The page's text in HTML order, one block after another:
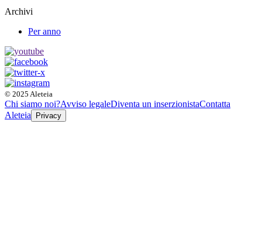
Archivi
Per anno
© 2025 Aleteia
Chi siamo noi?Avviso legaleDiventa un inserzionistaContatta
Aleteia
Privacy